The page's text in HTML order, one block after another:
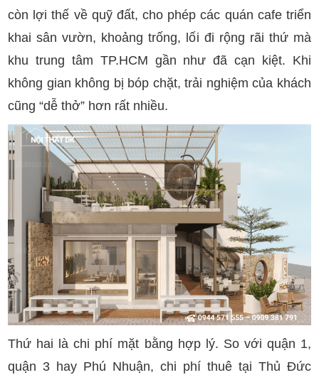
còn lợi thế về quỹ đất, cho phép các quán cafe triển
khai sân vườn, khoảng trống, lối đi rộng rãi thứ mà
khu trung tâm TP.HCM gần như đã cạn kiệt. Khi
không gian không bị bóp chặt, trải nghiệm của khách
cũng “dễ thở” hơn rất nhiều.
Thứ hai là chi phí mặt bằng hợp lý. So với quận 1,
quận 3 hay Phú Nhuận, chi phí thuê tại Thủ Đức